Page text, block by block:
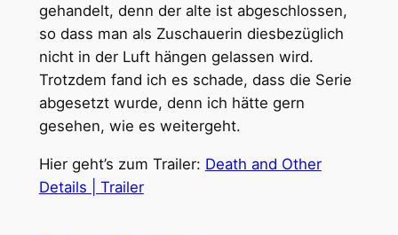
gehandelt, denn der alte ist abgeschlossen,
so dass man als Zuschauerin diesbezüglich
nicht in der Luft hängen gelassen wird.
Trotzdem fand ich es schade, dass die Serie
abgesetzt wurde, denn ich hätte gern
gesehen, wie es weitergeht.
Hier geht’s zum Trailer: Death and Other
Details | Trailer